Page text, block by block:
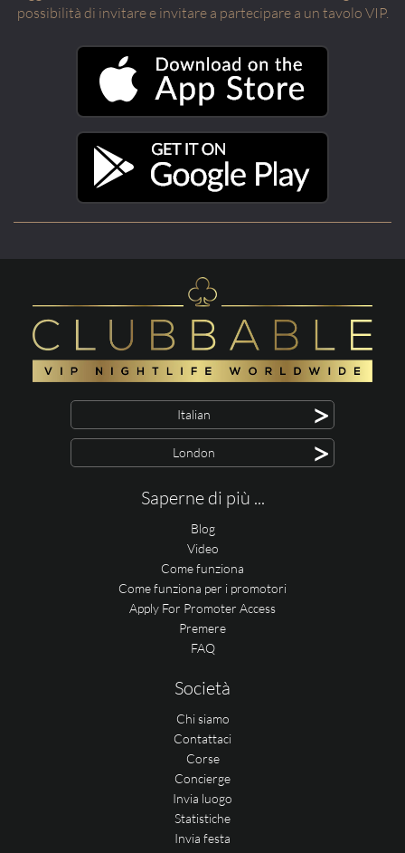
possibilità di invitare e invitare a partecipare a un tavolo VIP.
Italian >
London >
Saperne di più ...
Blog
Video
Come funziona
Come funziona per i promotori
Apply For Promoter Access
Premere
FAQ
Società
Chi siamo
Contattaci
Corse
Concierge
Invia luogo
Statistiche
Invia festa